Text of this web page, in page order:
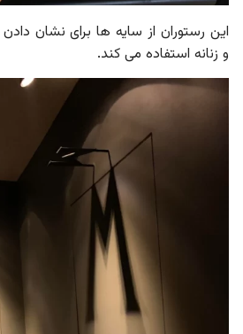
این رستوران از سایه ها برای نشان
و زنانه استفاده می کند.